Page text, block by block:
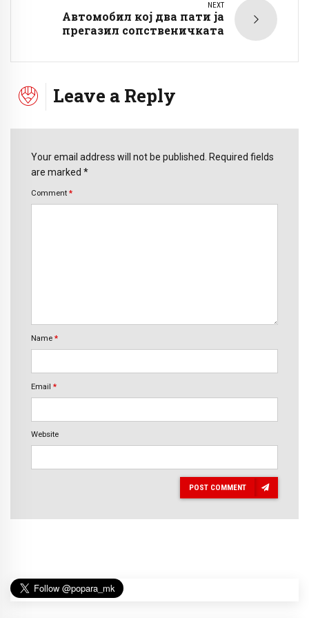
NEXT
Автомобил кој два пати ја
прегазил сопственичката
Leave a Reply
Your email address will not be published. Required fields
are marked *
Comment *
Name *
Email *
Website
POST COMMENT